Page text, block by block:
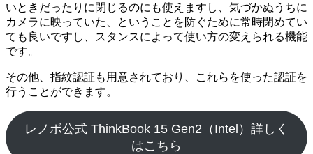
いときだったりに閉じるのにも使えますし、気づかぬうちに
カメラに映っていた、ということを防ぐために常時閉めてい
ても良いですし、スタンスによって使い方の変えられる機能
です。
その他、指紋認証も用意されており、これらを使った認証を
行うことができます。
レノボ公式 ThinkBook 15 Gen2（Intel）詳しく
はこちら